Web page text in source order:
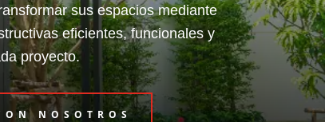
sus espacios mediante
eficientes, funcionales y
proyecto.
NOSOTROS